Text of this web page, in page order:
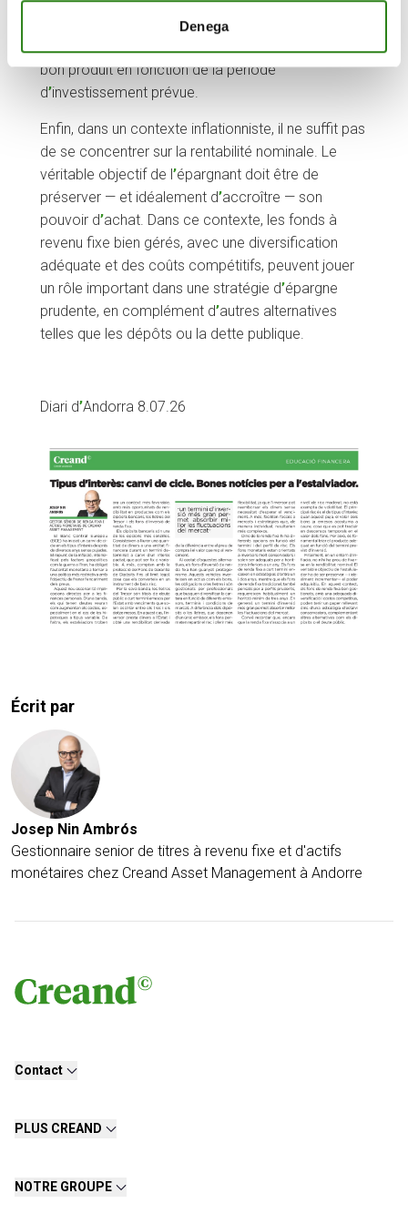
Denega
se traduire par des baisses temporaires de la
valeur des fonds. Il est donc essentiel de choisir le
bon produit en fonction de la période
d’investissement prévue.
Enfin, dans un contexte inflationniste, il ne suffit pas
de se concentrer sur la rentabilité nominale. Le
véritable objectif de l’épargnant doit être de
préserver — et idéalement d’accroître — son
pouvoir d’achat. Dans ce contexte, les fonds à
revenu fixe bien gérés, avec une diversification
adéquate et des coûts compétitifs, peuvent jouer
un rôle important dans une stratégie d’épargne
prudente, en complément d’autres alternatives
telles que les dépôts ou la dette publique.
Diari d’Andorra 8.07.26
Écrit par
Josep Nin Ambrós
Gestionnaire senior de titres à revenu fixe et d'actifs
monétaires chez Creand Asset Management à Andorre
Contact
PLUS CREAND
NOTRE GROUPE